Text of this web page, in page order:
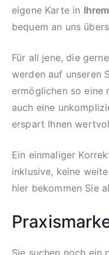
eigene Karte in
bequem an uns
Für all jene, die
werden auf unseren
ermöglichen so eine
auch eine
erspart Ihnen
Ein einmaliger
inklusive, keine
hier bekommen Sie
Sie suchen noch ein